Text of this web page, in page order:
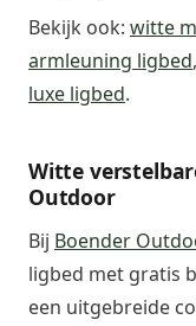
Bekijk ook: witte
armleuning ligbed,
luxe ligbed.
Witte
Outdoor
Bij Boender
ligbed met gratis
een uitgebreide